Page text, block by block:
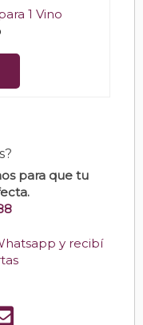
1 Vino
para que tu
y recibí